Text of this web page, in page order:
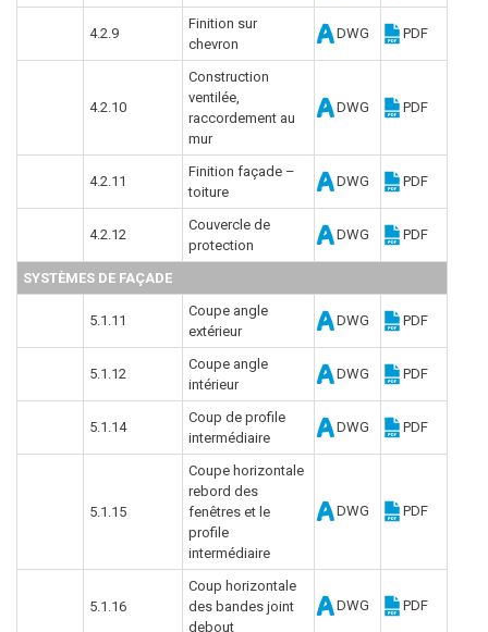
4.2.9
Finition sur
chevron
DWG PDF
4.2.10
Construction
ventilée,
raccordement au
mur
DWG PDF
4.2.11
Finition façade –
toiture
DWG PDF
4.2.12
Couvercle de
protection
DWG PDF
SYSTÈMES DE FAÇADE
5.1.11
Coupe angle
extérieur
DWG PDF
5.1.12
Coupe angle
intérieur
DWG PDF
5.1.14
Coup de profile
intermédiaire
DWG PDF
5.1.15
Coupe horizontale
rebord des
fenêtres et le
profile
intermédiaire
DWG PDF
5.1.16
Coup horizontale
des bandes joint
debout
DWG PDF